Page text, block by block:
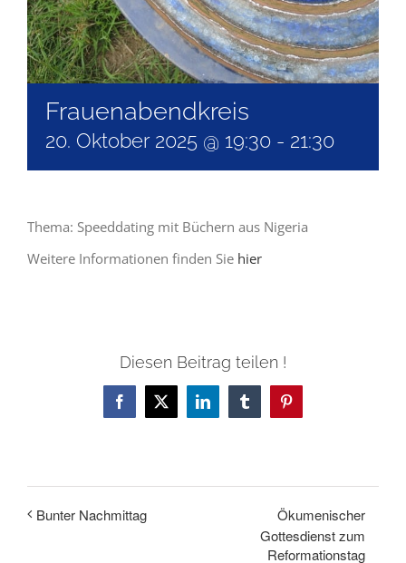
Frauenabendkreis
20. Oktober 2025 @ 19:30 - 21:30
Thema: Speeddating mit Büchern aus Nigeria
Weitere Informationen finden Sie hier
Diesen Beitrag teilen !
Facebook
X LinkedInTumblrPinterest
Bunter Nachmittag
Ökumenischer
Gottesdienst zum
Reformationstag